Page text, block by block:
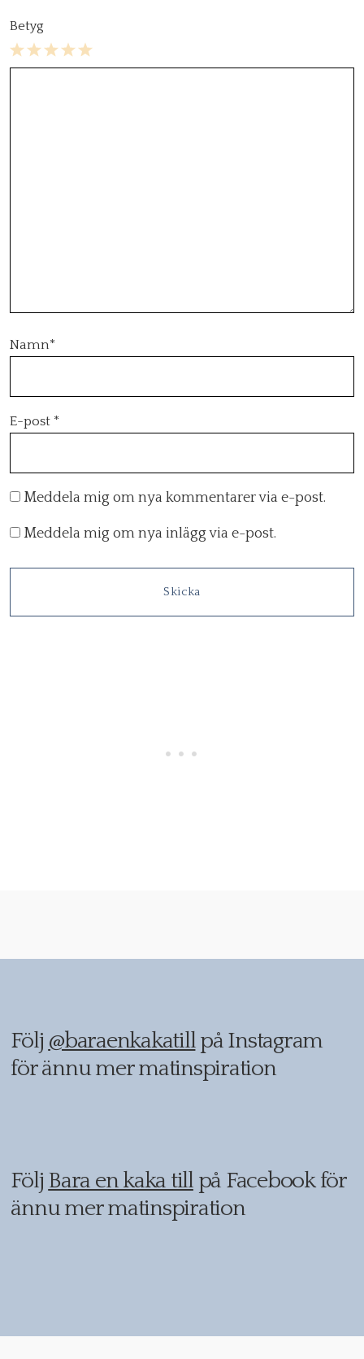
Betyg
5
4
3
2
1
Namn*
E-post *
Meddela mig om nya kommentarer via e-post.
Meddela mig om nya inlägg via e-post.
Följ @baraenkakatillpå Instagram
för ännu mer matinspiration
Följ Bara en kaka tillpå Facebook för
ännu mer matinspiration